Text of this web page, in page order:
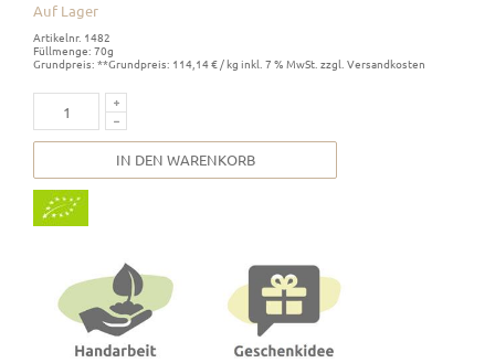
Auf Lager
Artikelnr. 1482
Füllmenge: 70g
Grundpreis: **Grundpreis: 114,14 € / kg inkl. 7 % MwSt. zzgl. Versandkosten
IN DEN WARENKORB